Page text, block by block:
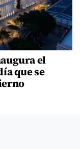
el
que se